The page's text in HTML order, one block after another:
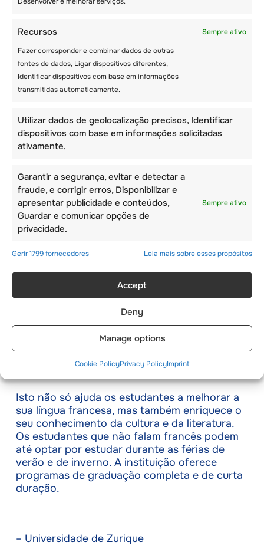
Recursos
Sempre ativo
Fazer corresponder e combinar dados de outras
fontes de dados, Ligar dispositivos diferentes,
Identificar dispositivos com base em informações
transmitidas automaticamente.
Utilizar dados de geolocalização precisos, Identificar
dispositivos com base em informações solicitadas
ativamente.
Garantir a segurança, evitar e detectar a
fraude, e corrigir erros, Disponibilizar e
apresentar publicidade e conteúdos,
Guardar e comunicar opções de
privacidade.
Sempre ativo
Gerir 1799 fornecedores Leia mais sobre esses propósitos
Accept
Deny
Manage options
Cookie PolicyPrivacy PolicyImprint
oferece.
– Universidade de Lausanne
Uma grande percentagem dos estudantes que
internacionais. Isto não só te permite conviver
com estudantes de várias partes do mundo,
como também é uma oportunidade perfeita
para aprenderes sobre diferentes culturas e
popularmente conhecida pela sua cena
artística e pelo seu centro arcaico. Além disso,
a região é também um centro do Comité
Olímpico Internacional.
Embora vários cursos nesta universidade
sejam leccionados em francês, a escola na
Suíça ajuda os estudantes a melhorar a sua
compreensão da língua francesa. Existe uma
escola do departamento de francês na
instituição que oferece cursos de francês aos
seus estudantes internacionais não
francófonos.
Isto não só ajuda os estudantes a melhorar a
sua língua francesa, mas também enriquece o
seu conhecimento da cultura e da literatura.
Os estudantes que não falam francês podem
até optar por estudar durante as férias de
verão e de inverno. A instituição oferece
programas de graduação completa e de curta
duração.
– Universidade de Zurique